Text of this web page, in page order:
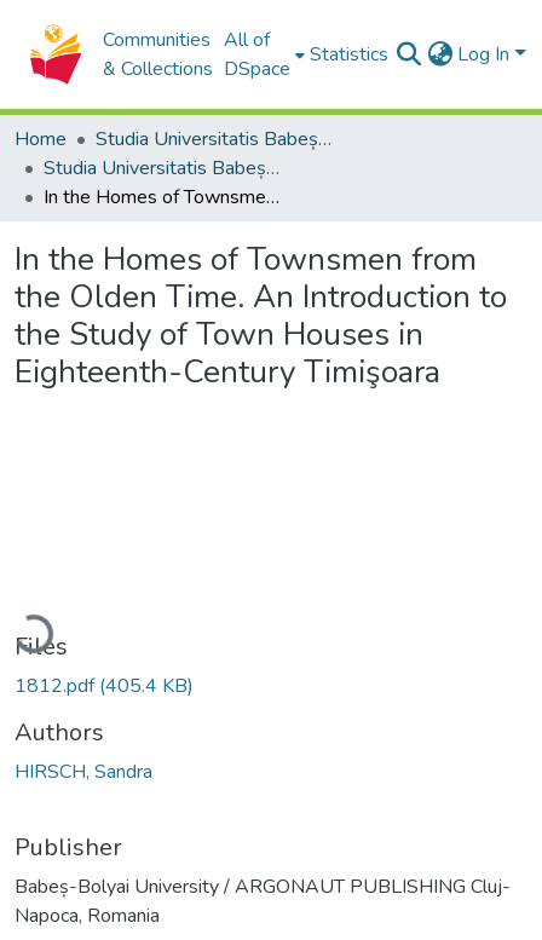
Communities
& Collections
All of
DSpace
Statistics Log In
Home
Studia Universitatis Babeș-Bolyai Collection
Studia Universitatis Babeș-Bolyai Historia
In the Homes of Townsmen from the Olden Time. An Introduction to the Study of Town Houses in Eighteenth-Century Timişoara
In the Homes of Townsmen from
the Olden Time. An Introduction to
the Study of Town Houses in
Eighteenth-Century Timişoara
Loading...
Files
1812.pdf(405.4 KB)
Authors
HIRSCH, Sandra
Publisher
Babeș-Bolyai University / ARGONAUT PUBLISHING Cluj-
Napoca, Romania